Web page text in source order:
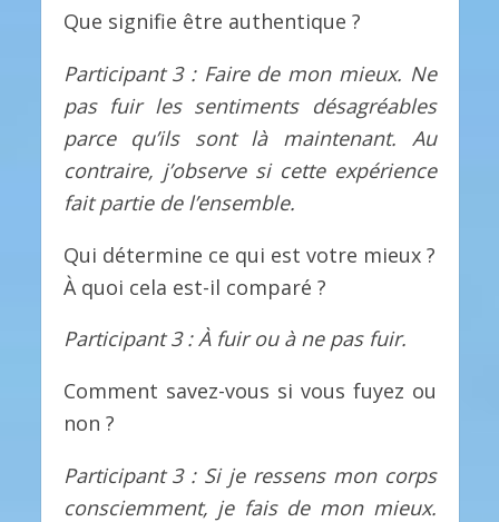
Que signifie être authentique ?
Participant 3 : Faire de mon mieux. Ne
pas fuir les sentiments désagréables
parce qu’ils sont là maintenant. Au
contraire, j’observe si cette expérience
fait partie de l’ensemble.
Qui détermine ce qui est votre mieux ?
À quoi cela est-il comparé ?
Participant 3 : À fuir ou à ne pas fuir.
Comment savez-vous si vous fuyez ou
non ?
Participant 3 : Si je ressens mon corps
consciemment, je fais de mon mieux.